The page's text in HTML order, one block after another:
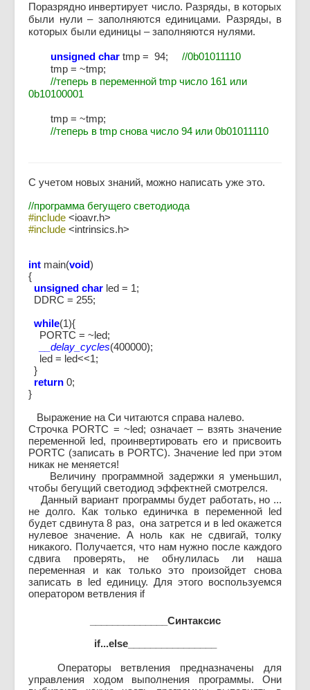
Поразрядно инвертирует число. Разряды, в которых
были нули – заполняются единицами. Разряды, в
которых были единицы – заполняются нулями.
unsigned char tmp = 94; //0b01011110
tmp = ~tmp;
//теперь в переменной tmp число 161 или
0b10100001
tmp = ~tmp;
//теперь в tmp снова число 94 или 0b01011110
С учетом новых знаний, можно написать уже это.
//программа бегущего светодиода
#include <ioavr.h>
#include <intrinsics.h>
int main(void)
{
unsigned char led = 1;
DDRC = 255;
while(1){
PORTC = ~led;
__delay_cycles(400000);
led = led<<1;
}
return 0;
}
Выражение на Си читаются справа налево.
Строчка PORTC = ~led; означает – взять значение
переменной led, проинвертировать его и присвоить
PORTC (записать в PORTC). Значение led при этом
никак не меняется!
Величину программной задержки я уменьшил,
чтобы бегущий светодиод эффектней смотрелся.
Данный вариант программы будет работать, но ...
не долго. Как только единичка в переменной led
будет сдвинута 8 раз, она затрется и в led окажется
нулевое значение. А ноль как не сдвигай, толку
никакого. Получается, что нам нужно после каждого
сдвига проверять, не обнулилась ли наша
переменная и как только это произойдет снова
записать в led единицу. Для этого воспользуемся
оператором ветвления if
______________Синтаксис
if...else________________
Операторы ветвления предназначены для
управления ходом выполнения программы. Они